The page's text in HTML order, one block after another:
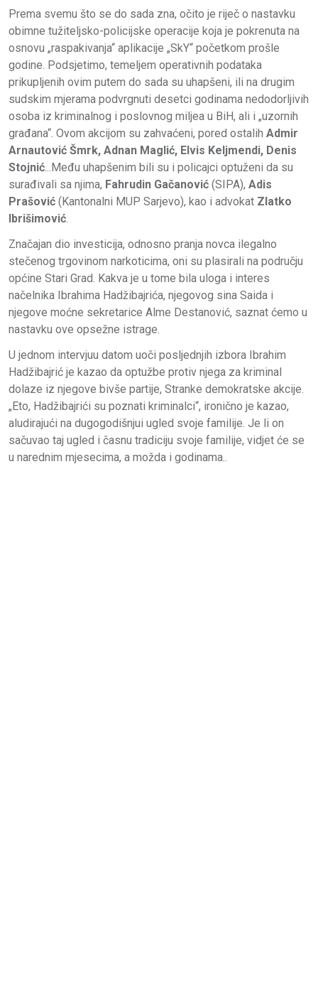
Prema svemu što se do sada zna, očito je riječ o nastavku
obimne tužiteljsko-policijske operacije koja je pokrenuta na
osnovu „raspakivanja“ aplikacije „SkY“ početkom prošle
godine. Podsjetimo, temeljem operativnih podataka
prikupljenih ovim putem do sada su uhapšeni, ili na drugim
sudskim mjerama podvrgnuti desetci godinama nedodorljivih
osoba iz kriminalnog i poslovnog miljea u BiH, ali i „uzornih
građana“. Ovom akcijom su zahvaćeni, pored ostalih Admir
Arnautović Šmrk, Adnan Maglić, Elvis Keljmendi, Denis
Stojnić...Među uhapšenim bili su i policajci optuženi da su
surađivali sa njima, Fahrudin Gačanović (SIPA), Adis
Prašović (Kantonalni MUP Sarjevo), kao i advokat Zlatko
Ibrišimović.
Značajan dio investicija, odnosno pranja novca ilegalno
stečenog trgovinom narkoticima, oni su plasirali na području
općine Stari Grad. Kakva je u tome bila uloga i interes
načelnika Ibrahima Hadžibajrića, njegovog sina Saida i
njegove moćne sekretarice Alme Destanović, saznat ćemo u
nastavku ove opsežne istrage.
U jednom intervjuu datom uoči posljednjih izbora Ibrahim
Hadžibajrić je kazao da optužbe protiv njega za kriminal
dolaze iz njegove bivše partije, Stranke demokratske akcije.
„Eto, Hadžibajrići su poznati kriminalci“, ironično je kazao,
aludirajući na dugogodišnjui ugled svoje familije. Je li on
sačuvao taj ugled i časnu tradiciju svoje familije, vidjet će se
u narednim mjesecima, a možda i godinama..